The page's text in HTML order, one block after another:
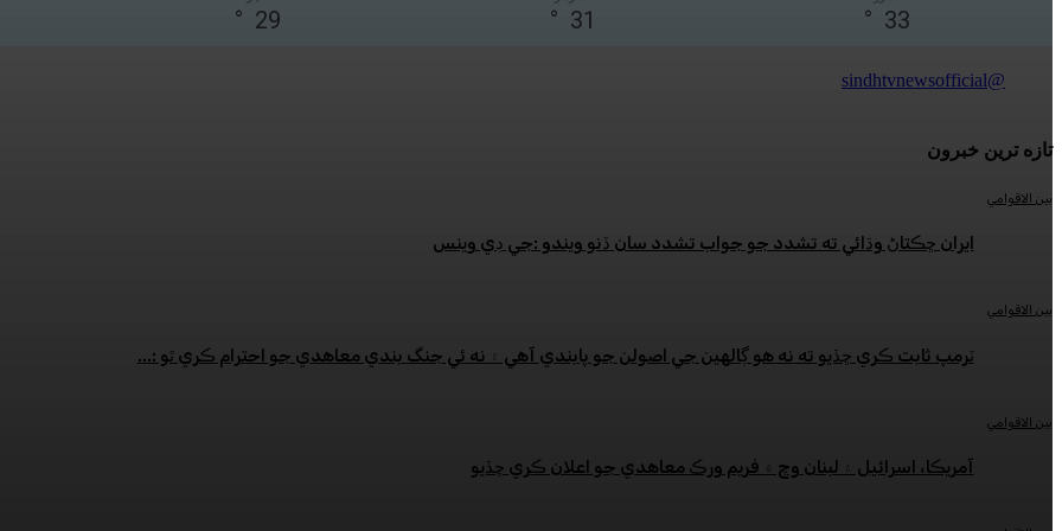
29
° 31
° 33
°
@sindhtvnewsofficial
تازه ترين خبرون
بين الاقوامي
ايران ڇڪتاڻ وڌائي ته تشدد جو جواب تشدد سان ڏنو ويندو :جي ڊي وينس
بين الاقوامي
ٽرمپ ثابت ڪري ڇڏيو ته نه هو ڳالهين جي اصولن جو پابندي آهي ۽ نه ئي جنگ بندي معاهدي جو احترام ڪري ٿو :...
بين الاقوامي
آمريڪا، اسرائيل ۽ لبنان وچ ۾ فريم ورڪ معاهدي جو اعلان ڪري ڇڏيو